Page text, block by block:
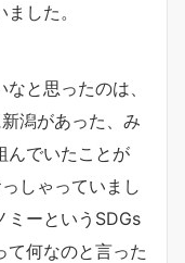
した。
と思ったのは、
潟があった、み
んでいたことが
しゃっていまし
ミーというSDGs
て何なのと言った